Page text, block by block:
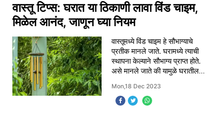
वास्तू टिप्स: घरात या ठिकाणी लावा विंड चाइम,
मिळेल आनंद, जाणून घ्या नियम
वास्तूमध्ये विंड चाइम हे सौभाग्याचे
प्रतीक मानले जाते. घरामध्ये त्याची
स्थापना केल्याने सौभाग्य प्राप्त होते.
असे मानले जाते की यामुळे घरातील
डायरेक्शन : वास्तूमध्
Mon,18 Dec 2023